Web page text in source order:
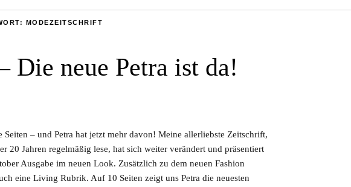
MODEZEITSCHRIFT
Die neue Petra ist da!
Seiten – und Petra hat jetzt mehr davon! Meine allerliebste Zeitschrift,
20 Jahren regelmäßig lese, hat sich weiter verändert und präsentiert
Ausgabe im neuen Look. Zusätzlich zu dem neuen Fashion
eine Living Rubrik. Auf 10 Seiten zeigt uns Petra die neuesten